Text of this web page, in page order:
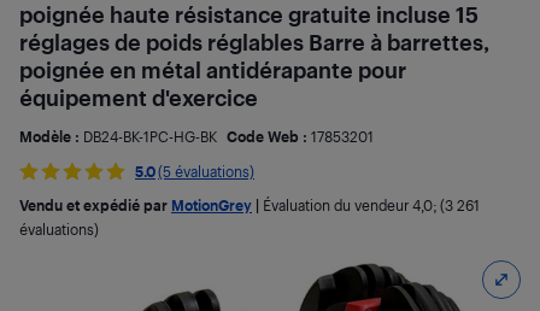
poignée haute résistance gratuite incluse 15
réglages de poids réglables Barre à barrettes,
poignée en métal antidérapante pour
équipement d'exercice
Modèle : DB24-BK-1PC-HG-BK Code Web : 17853201
5.0(5 évaluations)
Vendu et expédié par MotionGrey Évaluation du vendeur 4,0; (3 261
évaluations)